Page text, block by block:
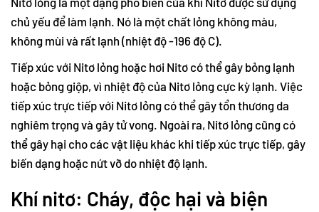
chủ yếu để làm lạnh. Nó là một chất lỏng không màu,
không mùi và rất lạnh (nhiệt độ -196 độ C).
Tiếp xúc với Nitơ lỏng hoặc hơi Nitơ có thể gây bỏng lạnh
hoặc bỏng giộp, vì nhiệt độ của Nitơ lỏng cực kỳ lạnh. Việc
tiếp xúc trực tiếp với Nitơ lỏng có thể gây tổn thương da
nghiêm trọng và gây tử vong. Ngoài ra, Nitơ lỏng cũng có
thể gây hại cho các vật liệu khác khi tiếp xúc trực tiếp, gây
biến dạng hoặc nứt vỡ do nhiệt độ lạnh.
Khí nitơ: Cháy, độc hại và biện